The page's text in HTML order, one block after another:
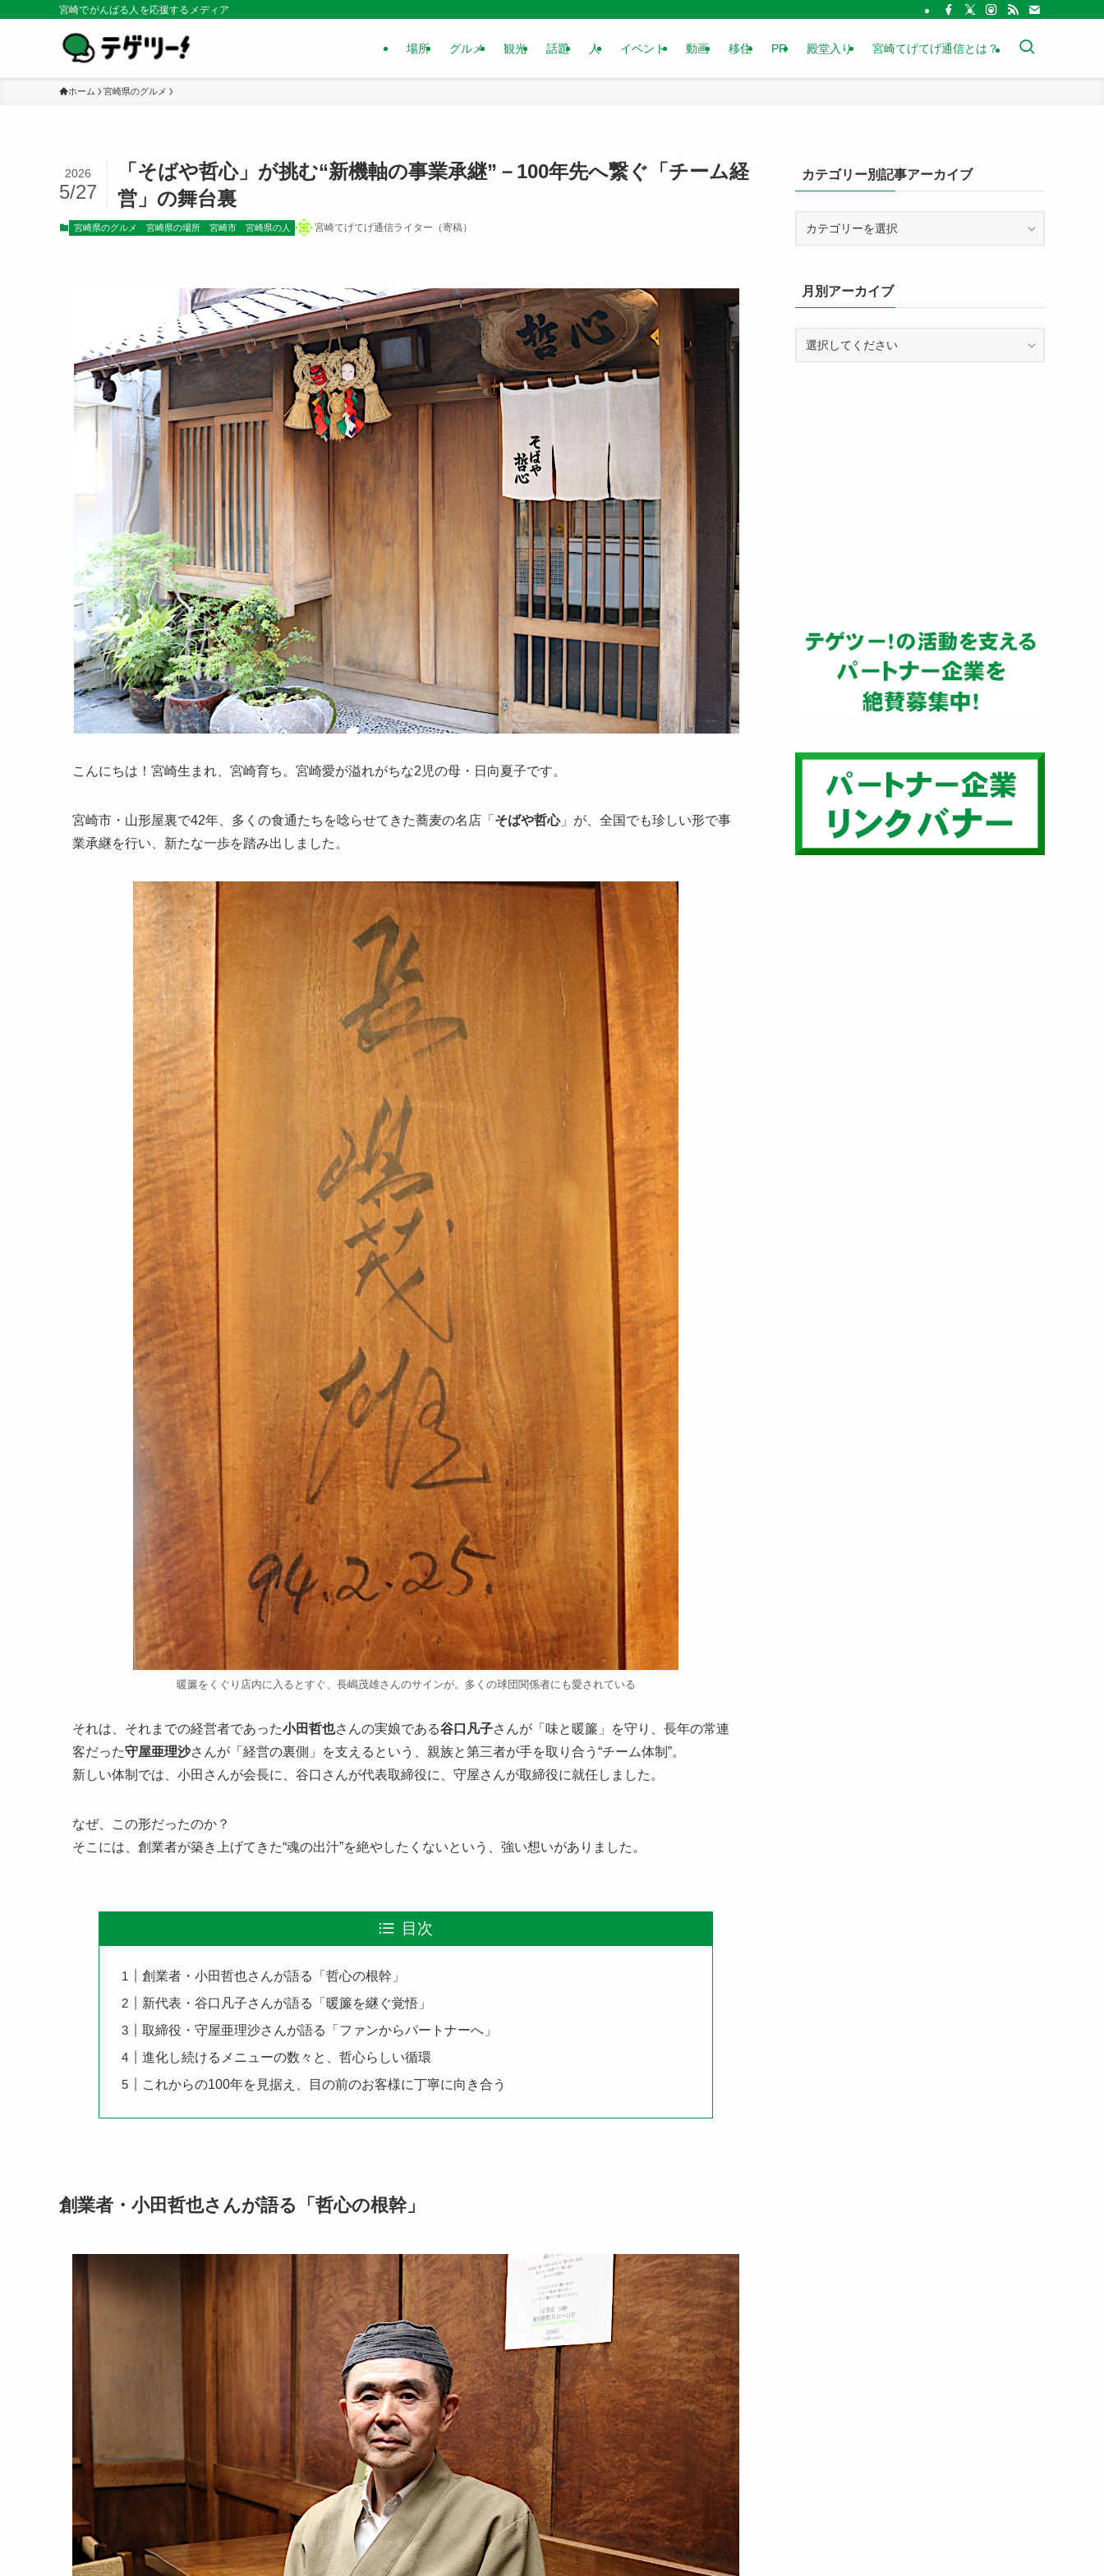
宮崎でがんばる人を応援するメディア
場所 グルメ 観光 話題 人 イベント 動画 移住 PR 殿堂入り 宮崎てげてげ通信とは？
ホーム 宮崎県のグルメ
「そばや哲心」が挑む“新機軸の事業承継”－100年先へ繋ぐ「チーム経
営」の舞台裏
2026
5/27
宮崎県のグルメ 宮崎県の場所 宮崎市 宮崎県の人 宮崎てげてげ通信ライター（寄稿）
こんにちは！宮崎生まれ、宮崎育ち。宮崎愛が溢れがちな2児の母・日向夏子です。
宮崎市・山形屋裏で42年、多くの食通たちを唸らせてきた蕎麦の名店「 そばや哲心」が、全国でも珍しい形で事
業承継を行い、新たな一歩を踏み出しました。
暖簾をくぐり店内に入るとすぐ、長嶋茂雄さんのサインが。多くの球団関係者にも愛されている
それは、それまでの経営者であった小田哲也さんの実娘である谷口凡子さんが「味と暖簾」を守り、長年の常連
客だった守屋亜理沙さんが「経営の裏側」を支えるという、親族と第三者が手を取り合う“チーム体制”。
新しい体制では、小田さんが会長に、谷口さんが代表取締役に、守屋さんが取締役に就任しました。
なぜ、この形だったのか？
そこには、創業者が築き上げてきた“魂の出汁”を絶やしたくないという、強い想いがありました。
目次
創業者・小田哲也さんが語る「哲心の根幹」
新代表・谷口凡子さんが語る「暖簾を継ぐ覚悟」
取締役・守屋亜理沙さんが語る「ファンからパートナーへ」
進化し続けるメニューの数々と、哲心らしい循環
これからの100年を見据え、目の前のお客様に丁寧に向き合う
創業者・小田哲也さんが語る「哲心の根幹」
カテゴリー別記事アーカイブ
ー
別
記
ア
月別アーカイブ